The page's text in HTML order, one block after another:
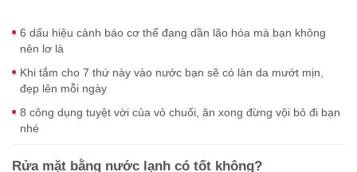
6 dấu hiệu cảnh báo cơ thể đang dần lão hóa mà bạn không
nên lơ là
Khi tắm cho 7 thứ này vào nước bạn sẽ có làn da mướt mịn,
đẹp lên mỗi ngày
8 công dụng tuyệt vời của vỏ chuối, ăn xong đừng vội bỏ đi bạn
nhé
Rửa mặt bằng nước lạnh có tốt không?